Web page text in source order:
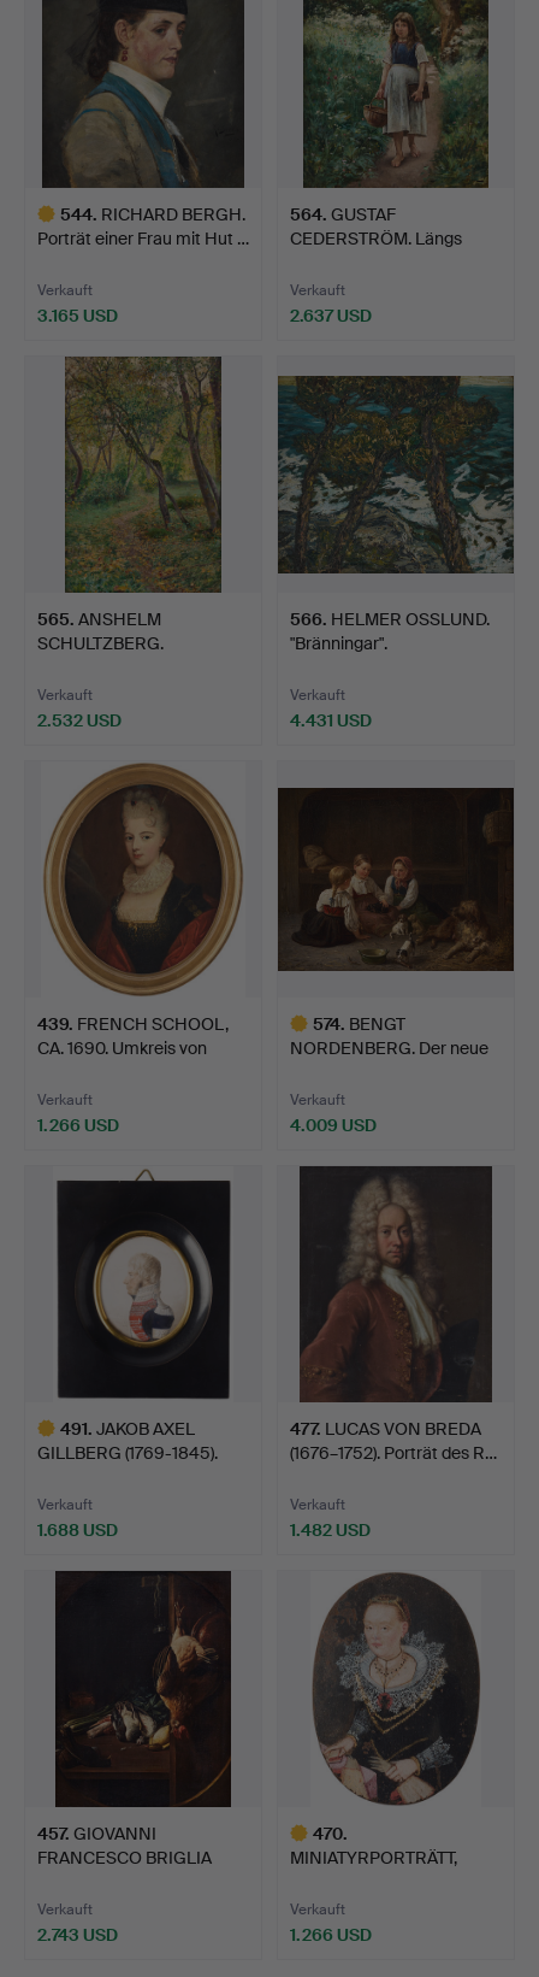
544. RICHARD BERGH.
Porträt einer Frau mit Hut …
Verkauft
3.165 USD
Objekt
564. GUSTAF
CEDERSTRÖM. Längs
Verkauft
2.637 USD
565. ANSHELM
SCHULTZBERG.
Verkauft
2.532 USD
566. HELMER OSSLUND.
"Bränningar".
Verkauft
4.431 USD
439. FRENCH SCHOOL,
CA. 1690. Umkreis von
Verkauft
1.266 USD
574. BENGT
NORDENBERG. Der neue
Verkauft
4.009 USD
491. JAKOB AXEL
GILLBERG (1769-1845).
Verkauft
1.688 USD
477. LUCAS VON BREDA
(1676–1752). Porträt des R…
Verkauft
1.482 USD
457. GIOVANNI
FRANCESCO BRIGLIA
Verkauft
2.743 USD
470.
MINIATYRPORTRÄTT,
Verkauft
1.266 USD